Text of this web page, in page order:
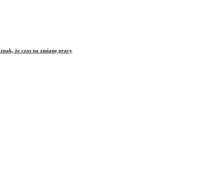
że czas na zmianę pracy